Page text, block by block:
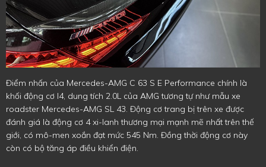
Điểm nhấn của Mercedes-AMG C 63 S E Performance chính là
khối động cơ I4, dung tích 2.0L của AMG tương tự như mẫu xe
roadster Mercedes-AMG SL 43. Động cơ trang bị trên xe được
đánh giá là động cơ 4 xi-lanh thương mại mạnh mẽ nhất trên thế
giới, có mô-men xoắn đạt mức 545 Nm. Đồng thời động cơ này
còn có bộ tăng áp điều khiển điện.